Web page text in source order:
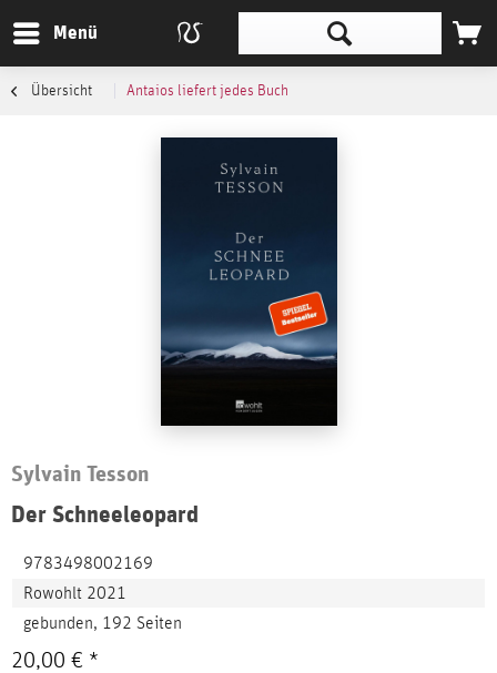
Menü
Übersicht Antaios liefert jedes Buch
Sylvain Tesson
Der Schneeleopard
9783498002169
Rowohlt 2021
gebunden, 192 Seiten
20,00 € *